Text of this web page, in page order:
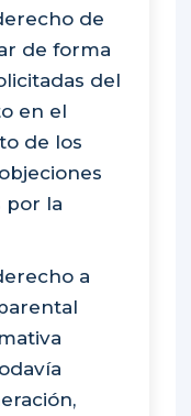
de
de forma
del
en el
de los
por la
a